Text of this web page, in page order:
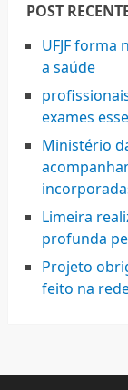
POST
UFJF
a saúde
exames
Ministério
Limeira
profunda
Projeto
feito na